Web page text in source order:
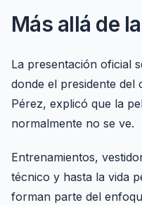
Más allá de
La presentación oficial
donde el presidente del
Pérez, explicó que la
normalmente no se ve.
Entrenamientos,
técnico y hasta la vida
forman parte del